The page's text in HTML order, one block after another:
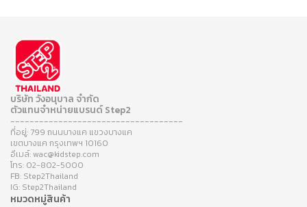
บริษัท วังอนุบาล จำกัด
ตัวแทนจำหน่ายแบรนด์ Step2
------------------------------------
ที่อยู่: 799 ถนนบางแค แขวงบางแค
เขตบางแค กรุงเทพฯ 10160
อีเมล์: wac@kidstep.com
โทร: 02-802-5000
FB: Step2Thailand
IG: Step2Thailand
หมวดหมู่สินค้า